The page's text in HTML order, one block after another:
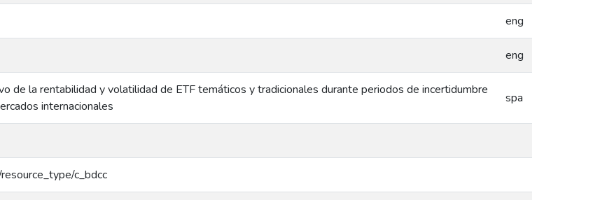
eng
eng
de la rentabilidad y volatilidad de ETF temáticos y tradicionales durante periodos de incertidumbre
internacionales
spa
c_bdcc